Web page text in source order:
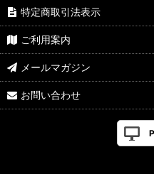
特定商取引法表示
ご利用案内
メールマガジン
お問い合わせ